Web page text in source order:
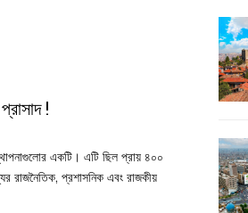
!
একটি। এটি ছিল প্রায় ৪০০
রাজনৈতিক, প্রশাসনিক এবং রাজকীয়